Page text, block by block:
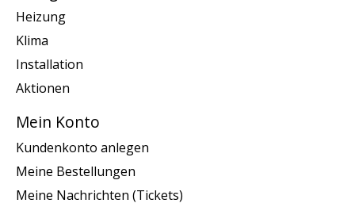
Heizung
Klima
Installation
Aktionen
Mein Konto
Kundenkonto anlegen
Meine Bestellungen
Meine Nachrichten (Tickets)